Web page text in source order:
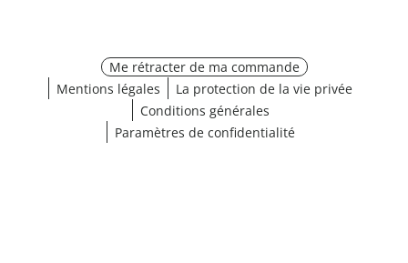
Me rétracter de ma commande
Mentions légales
La protection de la vie privée
Conditions générales
Paramètres de confidentialité